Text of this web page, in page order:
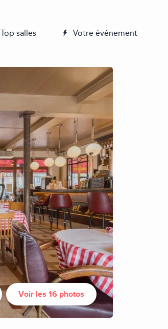
Top salles Votre événement
Voir les 16 photos